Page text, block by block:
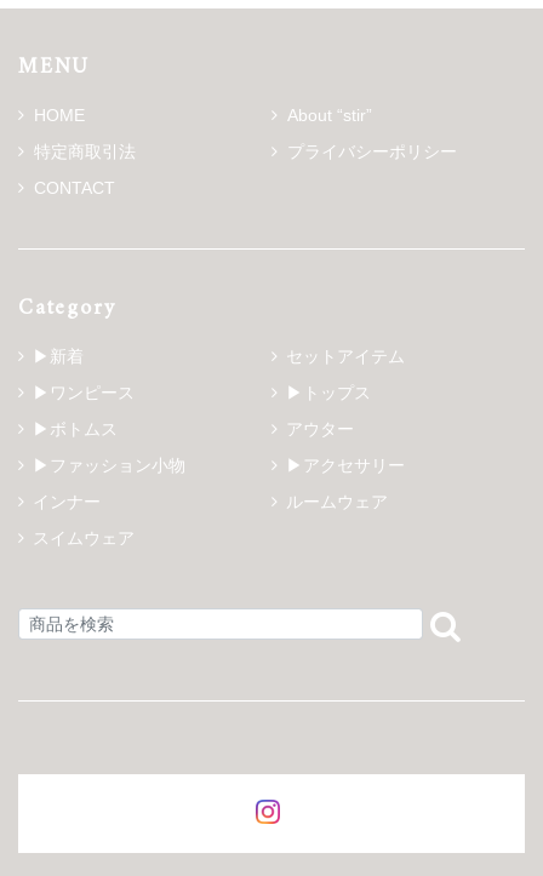
MENU
HOME
About “stir”
特定商取引法
プライバシーポリシー
CONTACT
Category
▶新着
セットアイテム
▶ワンピース
▶トップス
▶ボトムス
アウター
▶ファッション小物
▶アクセサリー
インナー
ルームウェア
スイムウェア